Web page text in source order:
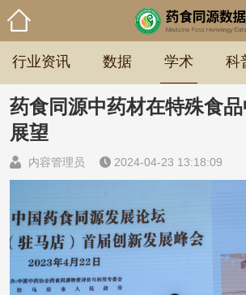
行业资讯 数据 学术 科
药食同源中药材在特殊食
展望
内容管理员 2024-04-23 13:18:09